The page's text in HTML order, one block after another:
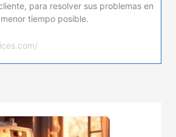
para resolver sus problemas en
tiempo posible.